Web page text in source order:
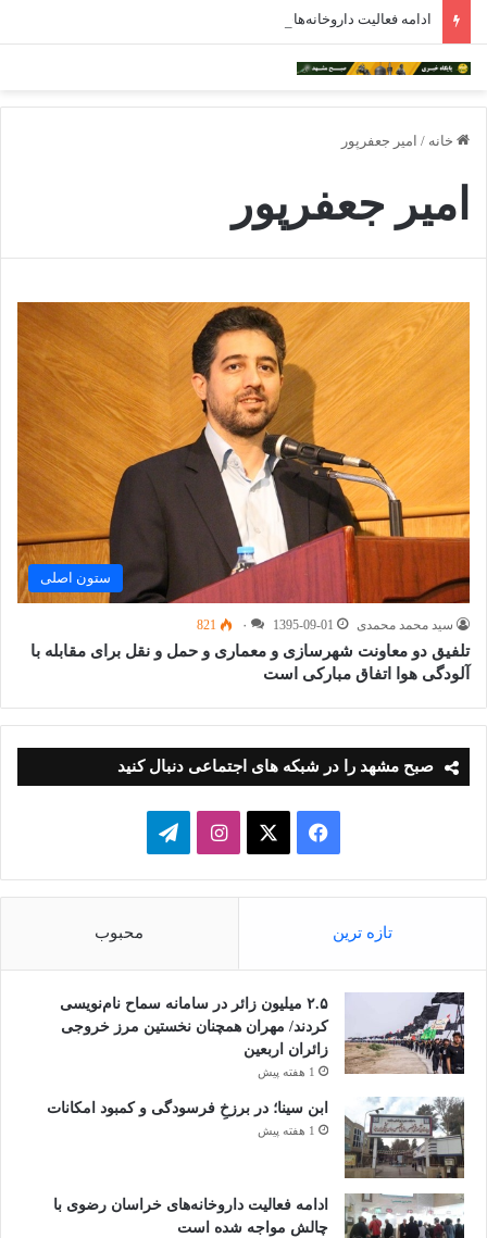
خانه / امیر جعفرپور
امیر جعفرپور
ستون اصلی
سید محمد محمدی 1395-09-01 ۰ 821
تلفیق دو معاونت شهرسازی و معماری و حمل و نقل برای مقابله با
آلودگی هوا اتفاق مبارکی است
صبح مشهد را در شبکه های اجتماعی دنبال کنید
فیسبوک ایکساینستاگرامتلگرام
تازه ترین محبوب
۲.۵ میلیون زائر در سامانه سماح نام‌نویسی
کردند/ مهران همچنان نخستین مرز خروجی
زائران اربعین
1 هفته پیش
ابن سینا؛ در برزخِ فرسودگی و کمبود امکانات
1 هفته پیش
ادامه فعالیت داروخانه‌های خراسان رضوی با
چالش مواجه شده است